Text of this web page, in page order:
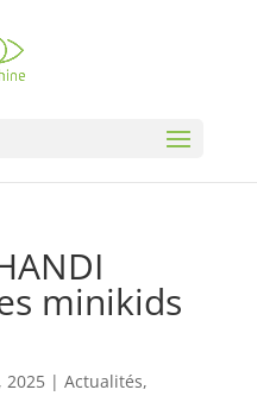
minikids
2025| Actualités,